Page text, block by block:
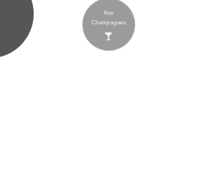
Nos
Champagnes